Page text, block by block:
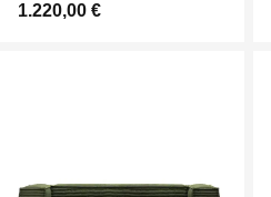
1.220,00 €